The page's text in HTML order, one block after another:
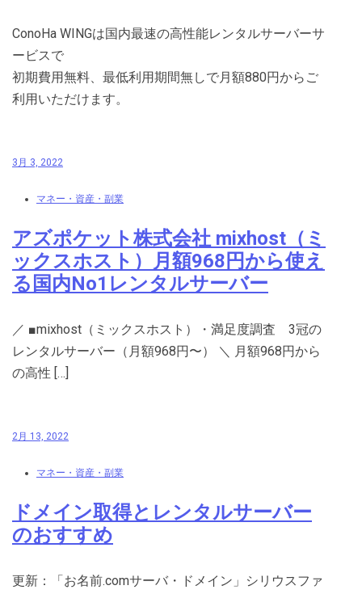
ConoHa WINGは国内最速の高性能レンタルサーバーサ
ービスで
初期費用無料、最低利用期間無しで月額880円からご
利用いただけます。
3月 3, 2022
マネー・資産・副業
アズポケット株式会社 mixhost（ミ
ックスホスト）月額968円から使え
る国内No1レンタルサーバー
／ ■mixhost（ミックスホスト）・満足度調査 3冠の
レンタルサーバー（月額968円〜） ＼ 月額968円から
の高性 […]
2月 13, 2022
マネー・資産・副業
ドメイン取得とレンタルサーバー
のおすすめ
更新：「お名前.comサーバ・ドメイン」シリウスファ